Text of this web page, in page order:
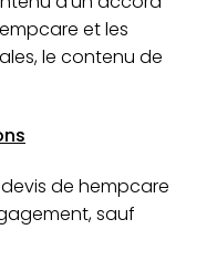
et les
le contenu de
de hempcare
sauf